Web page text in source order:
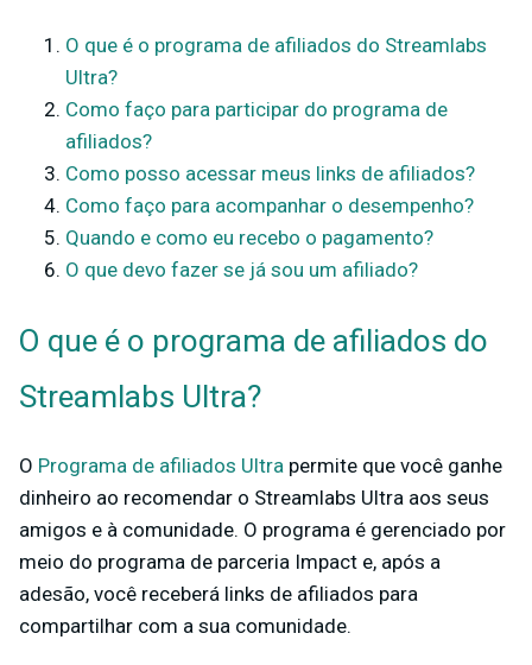
O que é o programa de afiliados do Streamlabs
Ultra?
Como faço para participar do programa de
afiliados?
Como posso acessar meus links de afiliados?
Como faço para acompanhar o desempenho?
Quando e como eu recebo o pagamento?
O que devo fazer se já sou um afiliado?
O que é o programa de afiliados do
Streamlabs Ultra?
O Programa de afiliados Ultra permite que você ganhe
dinheiro ao recomendar o Streamlabs Ultra aos seus
amigos e à comunidade. O programa é gerenciado por
meio do programa de parceria Impact e, após a
adesão, você receberá links de afiliados para
compartilhar com a sua comunidade.